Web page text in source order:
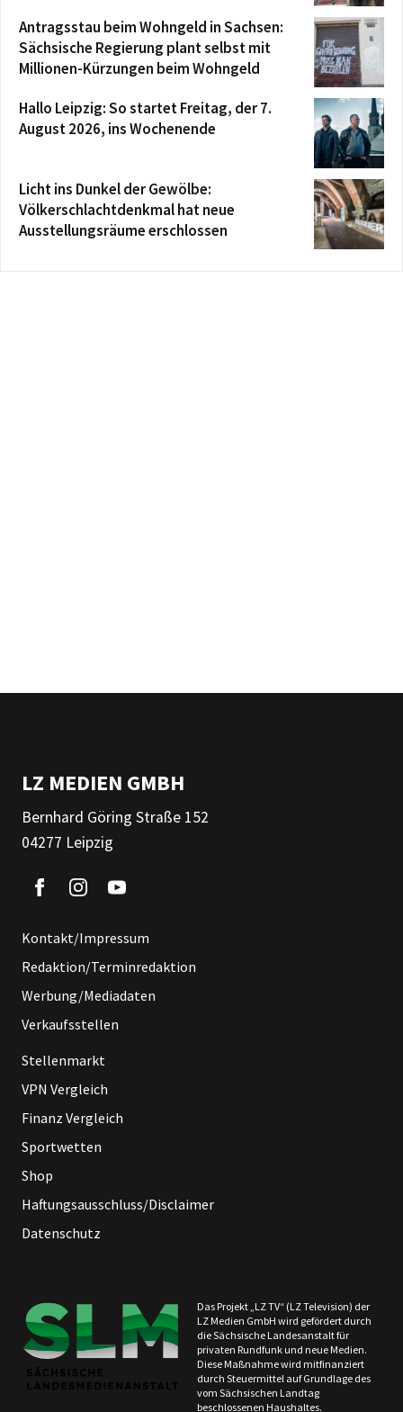
Antragsstau beim Wohngeld in Sachsen:
Sächsische Regierung plant selbst mit
Millionen-Kürzungen beim Wohngeld
Hallo Leipzig: So startet Freitag, der 7.
August 2026, ins Wochenende
Licht ins Dunkel der Gewölbe:
Völkerschlachtdenkmal hat neue
Ausstellungsräume erschlossen
LZ MEDIEN GMBH
Bernhard Göring Straße 152
04277 Leipzig
Kontakt/Impressum
Redaktion/Terminredaktion
Werbung/Mediadaten
Verkaufsstellen
Stellenmarkt
VPN Vergleich
Finanz Vergleich
Sportwetten
Shop
Haftungsausschluss/Disclaimer
Datenschutz
Das Projekt „LZ TV“ (LZ Television) der
LZ Medien GmbH wird gefördert durch
die Sächsische Landesanstalt für
privaten Rundfunk und neue Medien.
Diese Maßnahme wird mitfinanziert
durch Steuermittel auf Grundlage des
vom Sächsischen Landtag
beschlossenen Haushaltes.